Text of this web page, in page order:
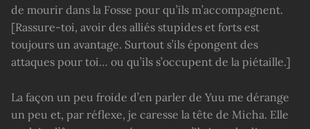
de mourir dans la Fosse pour qu’ils m’accompagnent.
[Rassure-toi, avoir des alliés stupides et forts est
toujours un avantage. Surtout s’ils épongent des
attaques pour toi… ou qu’ils s’occupent de la piétaille.]
La façon un peu froide d’en parler de Yuu me dérange
un peu et, par réflexe, je caresse la tête de Micha. Elle